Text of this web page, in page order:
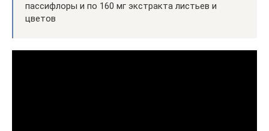
пассифлоры и по 160 мг экстракта листьев и
цветов